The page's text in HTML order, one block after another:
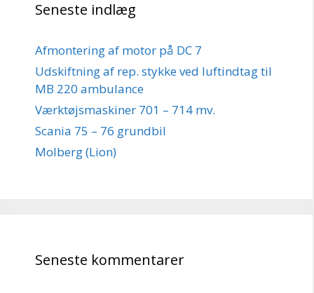
Seneste indlæg
Afmontering af motor på DC 7
Udskiftning af rep. stykke ved luftindtag til
MB 220 ambulance
Værktøjsmaskiner 701 – 714 mv.
Scania 75 – 76 grundbil
Molberg (Lion)
Seneste kommentarer